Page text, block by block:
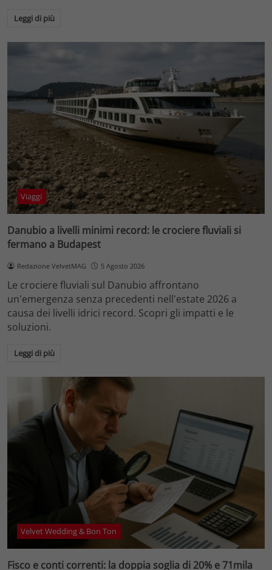
Leggi di più
Viaggi
Danubio a livelli minimi record: le crociere fluviali si
fermano a Budapest
Redazione VelvetMAG 5 Agosto 2026
Le crociere fluviali sul Danubio affrontano
un'emergenza senza precedenti nell'estate 2026 a
causa dei livelli idrici record. Scopri gli impatti e le
soluzioni.
Leggi di più
Velvet Wedding & Bon Ton
Fisco e conti correnti: la doppia soglia di 20% e 71mila